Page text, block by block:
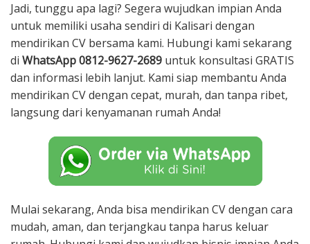
Jadi, tunggu apa lagi? Segera wujudkan impian Anda
untuk memiliki usaha sendiri di Kalisari dengan
mendirikan CV bersama kami. Hubungi kami sekarang
di WhatsApp 0812-9627-2689 untuk konsultasi GRATIS
dan informasi lebih lanjut. Kami siap membantu Anda
mendirikan CV dengan cepat, murah, dan tanpa ribet,
langsung dari kenyamanan rumah Anda!
Mulai sekarang, Anda bisa mendirikan CV dengan cara
mudah, aman, dan terjangkau tanpa harus keluar